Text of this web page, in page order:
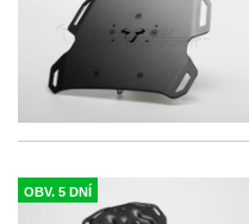
OBV. 5 DNÍ